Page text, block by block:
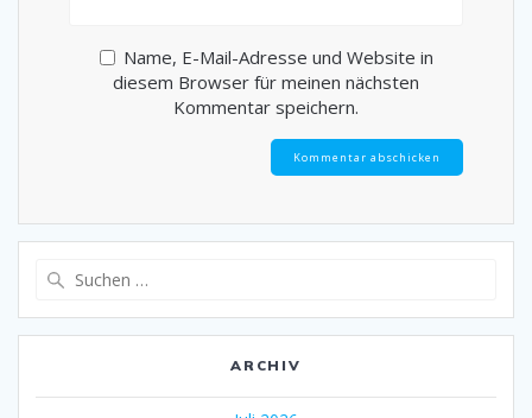
Name, E-Mail-Adresse und Website in
diesem Browser für meinen nächsten
Kommentar speichern.
ARCHIV